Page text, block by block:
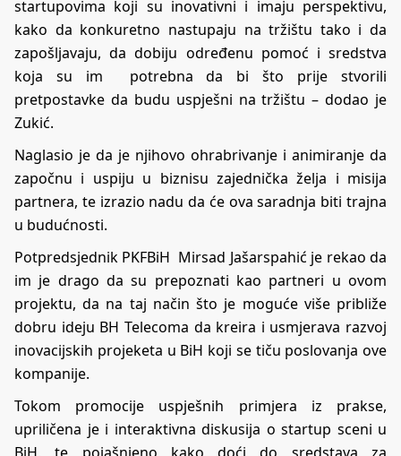
startupovima koji su inovativni i imaju perspektivu,
kako da konkuretno nastupaju na tržištu tako i da
zapošljavaju, da dobiju određenu pomoć i sredstva
koja su im potrebna da bi što prije stvorili
pretpostavke da budu uspješni na tržištu – dodao je
Zukić.
Naglasio je da je njihovo ohrabrivanje i animiranje da
započnu i uspiju u biznisu zajednička želja i misija
partnera, te izrazio nadu da će ova saradnja biti trajna
u budućnosti.
Potpredsjednik PKFBiH Mirsad Jašarspahić je rekao da
im je drago da su prepoznati kao partneri u ovom
projektu, da na taj način što je moguće više približe
dobru ideju BH Telecoma da kreira i usmjerava razvoj
inovacijskih projeketa u BiH koji se tiču poslovanja ove
kompanije.
Tokom promocije uspješnih primjera iz prakse,
upriličena je i interaktivna diskusija o startup sceni u